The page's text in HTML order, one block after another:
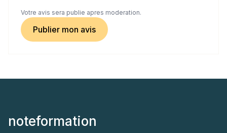
Votre avis sera publie apres moderation.
Publier mon avis
noteformation